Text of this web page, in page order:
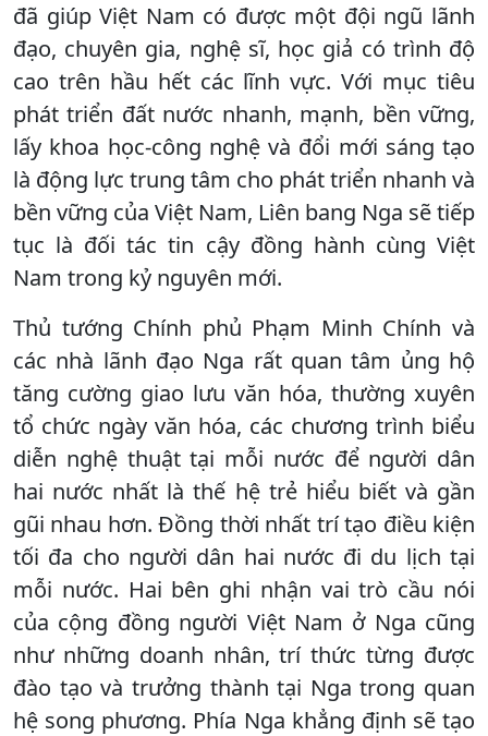
đã giúp Việt Nam có được một đội ngũ lãnh
đạo, chuyên gia, nghệ sĩ, học giả có trình độ
cao trên hầu hết các lĩnh vực. Với mục tiêu
phát triển đất nước nhanh, mạnh, bền vững,
lấy khoa học-công nghệ và đổi mới sáng tạo
là động lực trung tâm cho phát triển nhanh và
bền vững của Việt Nam, Liên bang Nga sẽ tiếp
tục là đối tác tin cậy đồng hành cùng Việt
Nam trong kỷ nguyên mới.
Thủ tướng Chính phủ Phạm Minh Chính và
các nhà lãnh đạo Nga rất quan tâm ủng hộ
tăng cường giao lưu văn hóa, thường xuyên
tổ chức ngày văn hóa, các chương trình biểu
diễn nghệ thuật tại mỗi nước để người dân
hai nước nhất là thế hệ trẻ hiểu biết và gần
gũi nhau hơn. Đồng thời nhất trí tạo điều kiện
tối đa cho người dân hai nước đi du lịch tại
mỗi nước. Hai bên ghi nhận vai trò cầu nói
của cộng đồng người Việt Nam ở Nga cũng
như những doanh nhân, trí thức từng được
đào tạo và trưởng thành tại Nga trong quan
hệ song phương. Phía Nga khẳng định sẽ tạo